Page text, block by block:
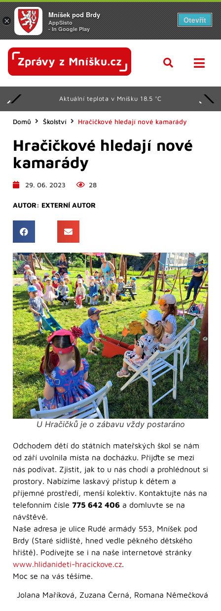
Aktuální teplota v Mníšku 18.5 °C
Domů Školství Hračičkové hledají nové kamarády
Hračičkové hledají nové
kamarády
29. 06. 2023 28
AUTOR: EXTERNÍ AUTOR
U Hračičků je o zábavu vždy postaráno
Odchodem dětí do státních mateřských škol se nám
od září uvolnila místa na docházku. Přijďte se mezi
nás podívat. Zjistit, jak to u nás chodí a prohlédnout si
prostory. Nabízíme laskavý přistup k dětem a
příjemné prostředí, menší kolektiv. Kontaktujte nás na
telefonním čísle 775 642 406 a domluvte se na
návštěvě.
Naše adresa je ulice Rudé armády 553, Mníšek pod
Brdy (Staré sídliště, hned vedle pěkného dětského
hřiště). Podívejte se i na naše internetové stránky
www.hlidanideti-hracickove.cz.
Moc se na vás těšíme.
Jolana Maříková, Zuzana Černá, Romana Němečková
×
Mníšek pod Brdy
AppSisto
- In Google Play
Otevřít